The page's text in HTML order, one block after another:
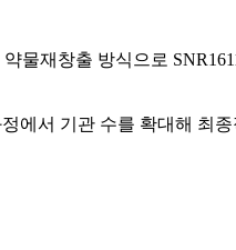
물재창출 방식으로
에서 기관 수를 확대해 최종